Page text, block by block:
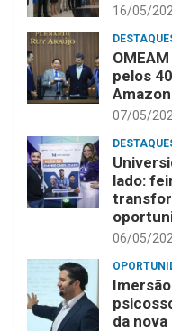
16/05/
pelos
07/05/
lado:
06/05/
da nova